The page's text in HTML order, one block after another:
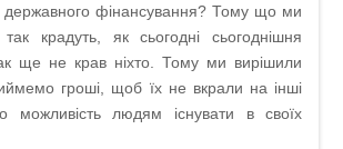
державного фінансування? Тому що ми
крадуть, як сьогодні сьогоднішня
ще не крав ніхто. Тому ми вирішили
гроші, щоб їх не вкрали на інші
можливість людям існувати в своїх